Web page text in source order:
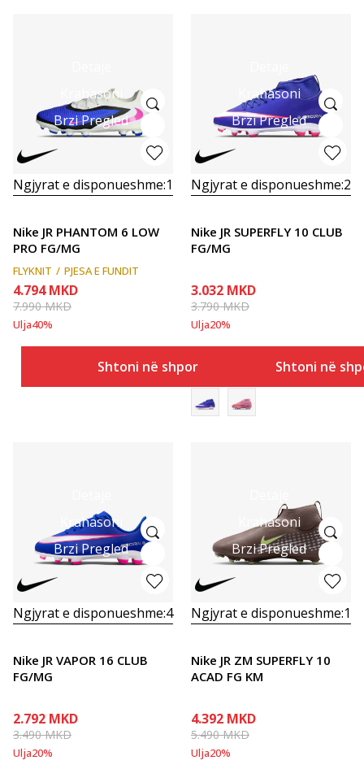
Krahasoni
Brzi Pregled
Ngjyrat e disponueshme:1
Nike JR PHANTOM 6 LOW
PRO FG/MG
FLYKNIT PJESA E FUNDIT
4.794 MKD
7.990MKD
Ulja40%
Shtoni në shportë
Krahasoni
Brzi Pregled
Ngjyrat e disponueshme:2
Nike JR SUPERFLY 10 CLUB
FG/MG
3.032 MKD
3.790MKD
Ulja20%
Shtoni në
Krahasoni
Brzi Pregled
Ngjyrat e disponueshme:4
Nike JR VAPOR 16 CLUB
FG/MG
2.792 MKD
3.490MKD
Ulja20%
Krahasoni
Brzi Pregled
Ngjyrat e disponueshme:1
Nike JR ZM SUPERFLY 10
ACAD FG KM
4.392 MKD
5.490MKD
Ulja20%